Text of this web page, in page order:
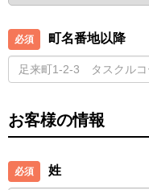
町名番地以降
お客様の情報
姓